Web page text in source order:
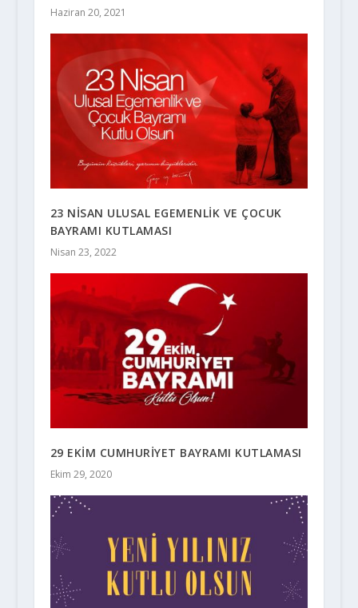
Haziran 20, 2021
23 NİSAN ULUSAL EGEMENLİK VE ÇOCUK
BAYRAMI KUTLAMASI
Nisan 23, 2022
29 EKİM CUMHURİYET BAYRAMI KUTLAMASI
Ekim 29, 2020